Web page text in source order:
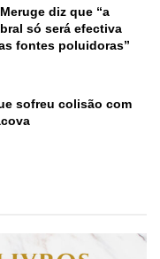
diz que “a
só será efectiva
fontes poluidoras”
sofreu colisão com